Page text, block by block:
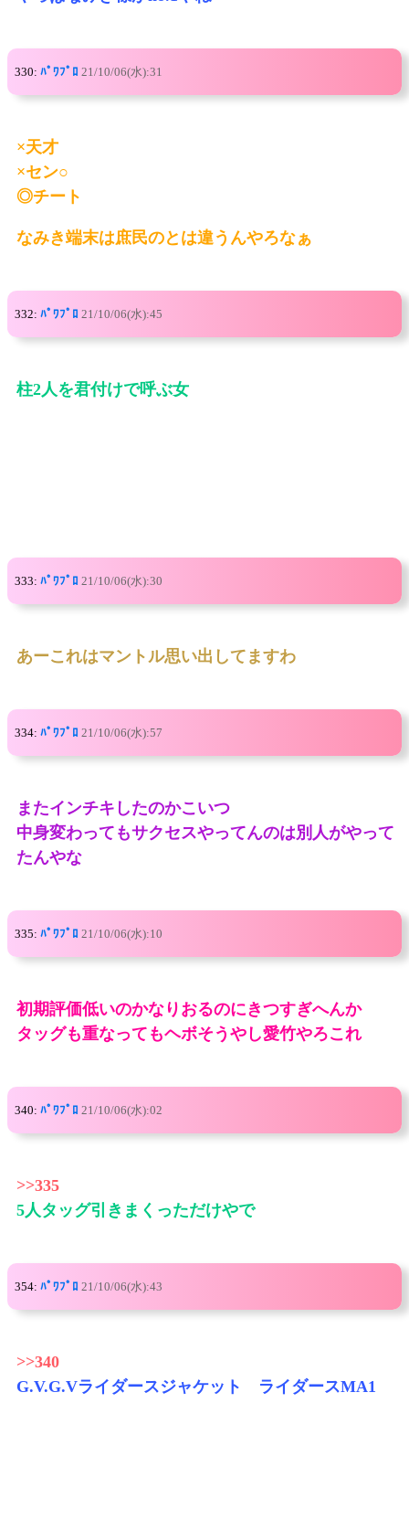
330: ﾊﾟﾜﾌﾟﾛ 21/10/06(水):31
×天才
×セン○
◎チート
なみき端末は庶民のとは違うんやろなぁ
332: ﾊﾟﾜﾌﾟﾛ 21/10/06(水):45
柱2人を君付けで呼ぶ女
333: ﾊﾟﾜﾌﾟﾛ 21/10/06(水):30
あーこれはマントル思い出してますわ
334: ﾊﾟﾜﾌﾟﾛ 21/10/06(水):57
またインチキしたのかこいつ
中身変わってもサクセスやってんのは別人がやって
たんやな
335: ﾊﾟﾜﾌﾟﾛ 21/10/06(水):10
初期評価低いのかなりおるのにきつすぎへんか
タッグも重なってもヘボそうやし愛竹やろこれ
340: ﾊﾟﾜﾌﾟﾛ 21/10/06(水):02
>>335
5人タッグ引きまくっただけやで
354: ﾊﾟﾜﾌﾟﾛ 21/10/06(水):43
>>340
G.V.G.Vライダースジャケット ライダースMA1